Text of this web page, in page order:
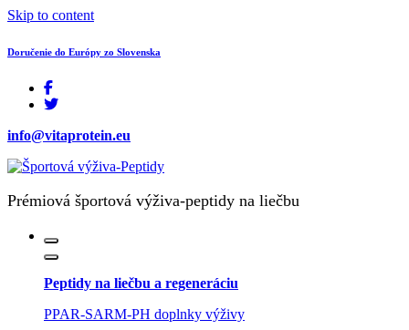
Skip to content
Doručenie do Európy zo Slovenska
info@vitaprotein.eu
Prémiová športová výživa-peptidy na liečbu
Peptidy na liečbu a regeneráciu
PPAR-SARM-PH doplnky výživy